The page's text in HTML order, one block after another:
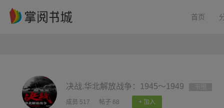
首页
决战.华北解放战争：1945～1949
成员 517 帖子 68 + 加入